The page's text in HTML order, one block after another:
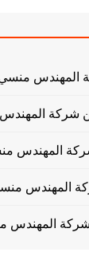
المهندس
شركة
المهندس
المهندس
شركة المهندس